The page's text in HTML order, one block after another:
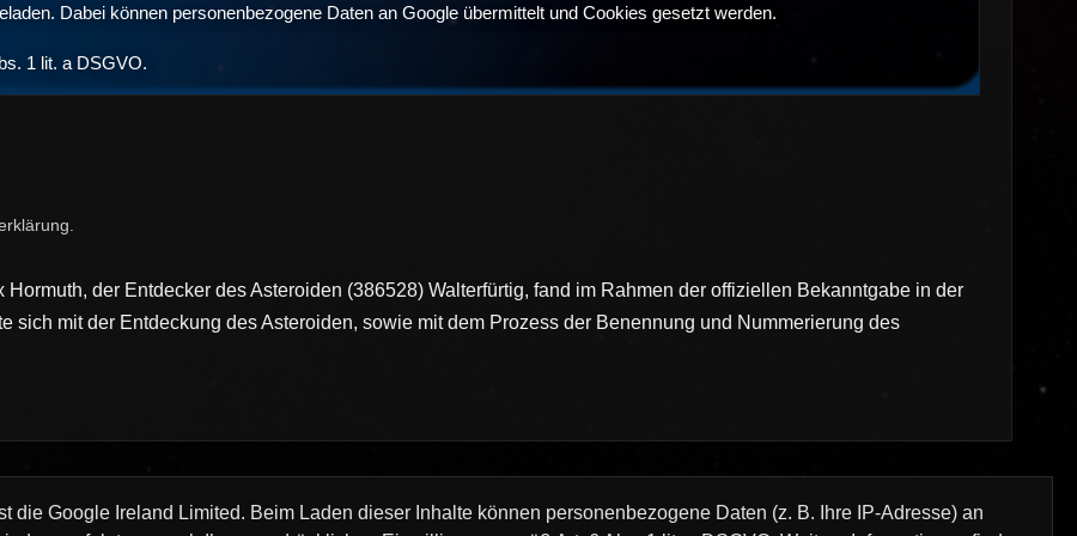
Dabei können personenbezogene Daten an Google übermittelt und Cookies gesetzt werden.
1 lit. a DSGVO.
der Entdecker des Asteroiden (386528) Walterfürtig, fand im Rahmen der offiziellen Bekanntgabe in der
sich mit der Entdeckung des Asteroiden, sowie mit dem Prozess der Benennung und Nummerierung des
die Google Ireland Limited. Beim Laden dieser Inhalte können personenbezogene Daten (z. B. Ihre IP-Adresse) an